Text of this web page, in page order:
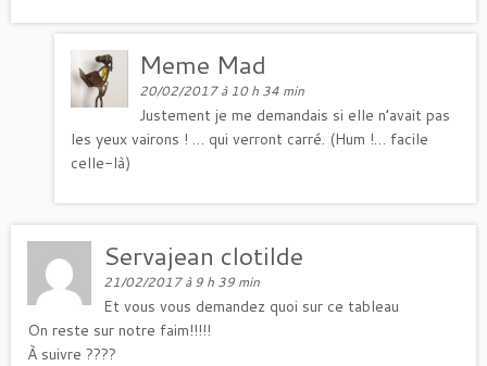
Meme Mad
20/02/2017 à 10 h 34 min
Justement je me demandais si elle n’avait pas
les yeux vairons ! … qui verront carré. (Hum !… facile
celle-là)
Servajean clotilde
21/02/2017 à 9 h 39 min
Et vous vous demandez quoi sur ce tableau
On reste sur notre faim!!!!!
À suivre ????